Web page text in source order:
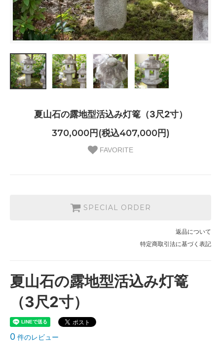
夏山石の露地型活込み灯篭（3尺2寸）
370,000円(税込407,000円)
FAVORITE
SPECIAL ORDER
返品について
特定商取引法に基づく表記
夏山石の露地型活込み灯篭
（3尺2寸）
0 件のレビュー